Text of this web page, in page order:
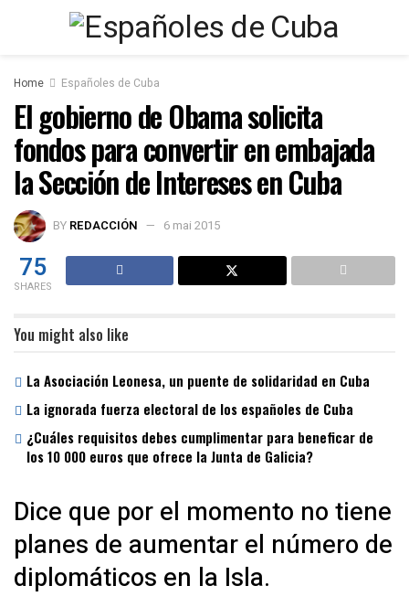
Home Españoles de Cuba
El gobierno de Obama solicita
fondos para convertir en embajada
la Sección de Intereses en Cuba
BY REDACCIÓN 6 mai 2015
75
SHARES
You might also like
La Asociación Leonesa, un puente de solidaridad en Cuba
La ignorada fuerza electoral de los españoles de Cuba
¿Cuáles requisitos debes cumplimentar para beneficar de
los 10 000 euros que ofrece la Junta de Galicia?
Dice que por el momento no tiene
planes de aumentar el número de
diplomáticos en la Isla.